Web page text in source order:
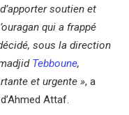
soutien et
qui a frappé
sous la direction
Tebboune,
et urgente », a
Attaf.